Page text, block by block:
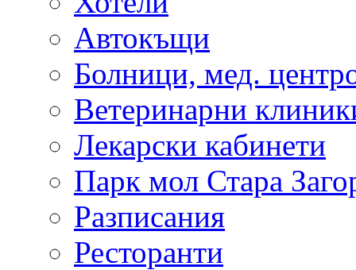
Автокъщи
Болници, мед.
Ветеринарни
Лекарски кабинети
Парк мол Стара
Разписания
Ресторанти